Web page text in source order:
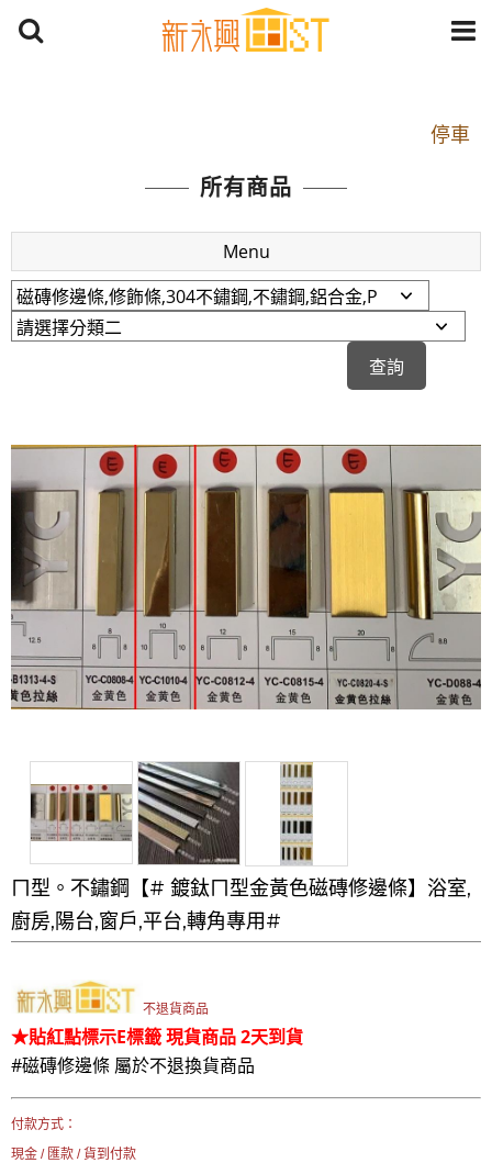
停車
捷運： 中和線【頂溪站 2 號出口】往中山路1段139
原Line已滿 無法加Line好友 請親愛的客戶加入
LINE官方帳號@a0975005573
開車：中山路1段 到永平路路口(樂華夜市口)門口可
停車
捷運： 中和線【頂溪站 2 號出口】往中山路1段139
原Line已滿 無法加Line好友 請親愛的客戶加入
LINE官方帳號@a0975005573
所有商品
Menu
ㄇ型。不鏽鋼【# 鍍鈦ㄇ型金黃色磁磚修邊條】浴室,
廚房,陽台,窗戶,平台,轉角專用#
不退貨商品
★貼紅點標示E標籤 現貨商品 2天到貨
#磁磚修邊條 屬於不退換貨商品
付款方式：
現金 / 匯款 / 貨到付款